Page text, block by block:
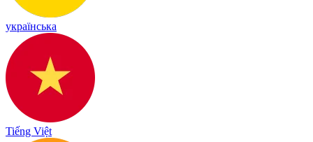
українська
Tiếng Việt